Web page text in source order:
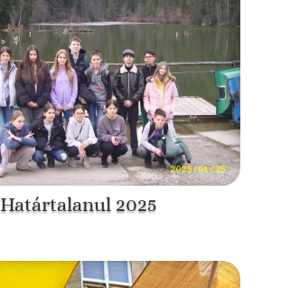
Határtalanul 2025